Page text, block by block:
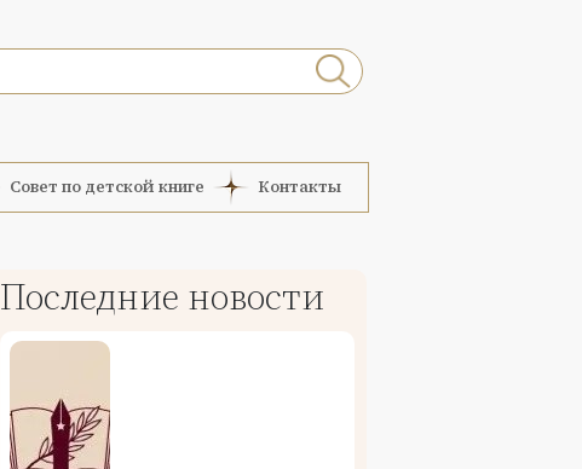
Совет по детской книге Контакты
Последние новости